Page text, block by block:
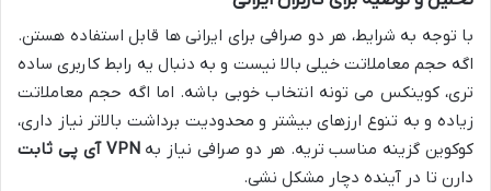
با توجه به شرایط، هر دو صرافی برای ایرانی ها قابل استفاده هستن.
اگه حجم معاملاتت خیلی بالا نیست و به دنبال یه رابط کاربری ساده
تری، کوینکس می تونه انتخاب خوبی باشه. اما اگه حجم معاملاتت
زیاده و به تنوع ارزهای بیشتر و محدودیت برداشت بالاتر نیاز داری،
کوکوین گزینه مناسب تریه. هر دو صرافی نیاز بهVPN آی پی ثابت
دارن تا در آینده دچار مشکل نشی.